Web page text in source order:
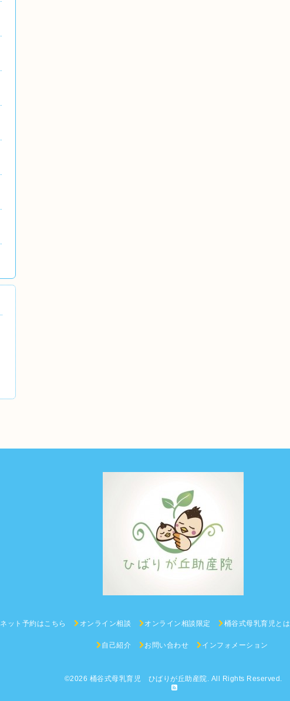
ネット予約はこちら オンライン相談 オンライン相談限定 桶谷式母乳育児とは
自己紹介 お問い合わせ インフォメーション
©2026 桶谷式母乳育児 ひばりが丘助産院. All Rights Reserved.